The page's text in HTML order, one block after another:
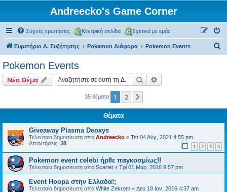
Andreecko's Game Corner
Συχνές ερωτήσεις Κεντρική σελίδα Σχετικά με εμάς
Ευρετήριο Δ. Συζήτησης Pokemon Διάφορα Pokemon Events
η
Pokemon Events
Νέο Θέμα Αναζήτηση
35 θέματα 1 2
Θέματα
Giveaway Plasma Deoxys
Τελευταία δημοσίευση από Andreecko « Τετ 04 Αύγ, 2021 4:55 pm
Απαντήσεις: 38 1 2 3 4
Pokemon event celebi ήρθε παγκοσμίως!!
Τελευταία δημοσίευση από Scarlet « Τρί 01 Μαρ, 2016 9:57 pm
Event Hoopa στην Ελλαδα!;
Τελευταία δημοσίευση από White Zekrom « Δευ 18 Ιαν, 2016 4:37 am